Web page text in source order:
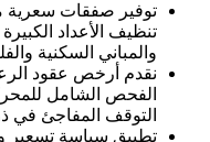
تنظيف الأعداد
والمباني السكنية
نقدم أرخص عقود
الفحص الشامل
التوقف المفاجئ
تطبيق سياسة تسعير